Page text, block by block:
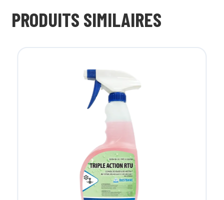
PRODUITS SIMILAIRES